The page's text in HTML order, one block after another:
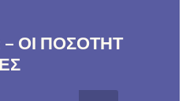
ΟΙ ΠΟΣΟΤΗΤ
ΕΣ